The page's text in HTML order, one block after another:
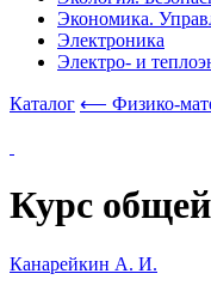
Экономика.
Электроника
Электро- и
Каталог ⟵ Физико-
Курс
Канарейкин А. И.